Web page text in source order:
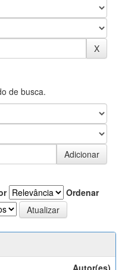
de busca.
Ordenar
Autor(es)